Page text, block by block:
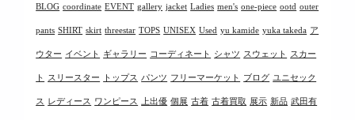
BLOG coordinate EVENT gallery jacket Ladies men's one-piece ootd outer
pants SHIRT skirt threestar TOPS UNISEX Used yu kamide yuka takeda ア
ウター イベント ギャラリー コーディネート シャツ スウェット スカー
ト スリースター トップス パンツ フリーマーケット ブログ ユニセック
ス レディース ワンピース 上出優 個展 古着 古着買取 展示 新品 武田有